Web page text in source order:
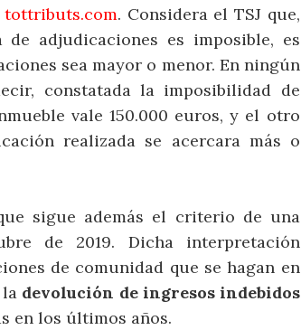
tottributs.com. Considera el TSJ que,
adjudicaciones es imposible, es
sea mayor o menor. En ningún
constatada la imposibilidad de
vale 150.000 euros, y el otro
realizada se acercara más o
sigue además el criterio de una
de 2019. Dicha interpretación
de comunidad que se hagan en
devolución de ingresos indebidos
en los últimos años.